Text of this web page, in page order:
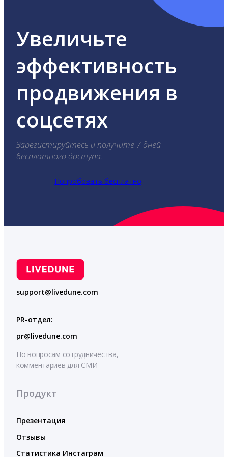
Увеличьте
эффективность
продвижения в
соцсетях
Зарегистируйтесь и получите 7 дней
бесплатного доступа.
Попробовать бесплатно
support@livedune.com
PR-отдел:
pr@livedune.com
По вопросам сотрудничества,
комментариев для СМИ
Продукт
Презентация
Отзывы
Статистика Инстаграм